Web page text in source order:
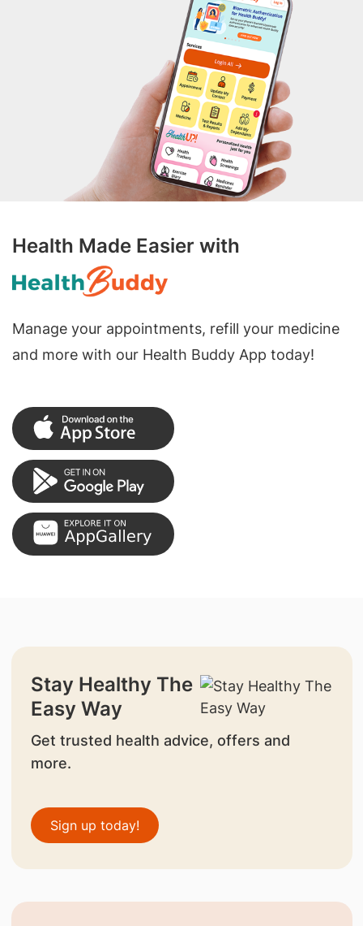
Health Made Easier with
Manage your appointments, refill your medicine
and more with our Health Buddy App today!
Stay Healthy The
Easy Way
Get trusted health advice, offers and
more.
Sign up today!